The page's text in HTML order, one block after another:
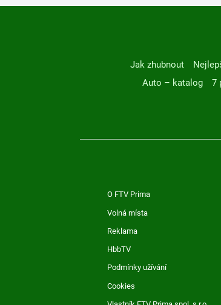
Jak zhubnout
Auto – katalog
7
O FTV Prima
Volná místa
Reklama
HbbTV
Podmínky užívání
Cookies